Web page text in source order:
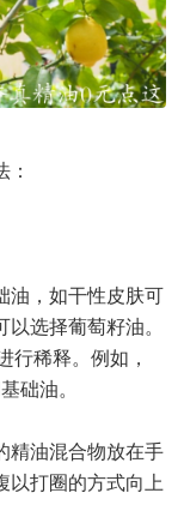
油，如干性皮肤可
选择葡萄籽油。
行稀释。例如，
础油。
精油混合物放在手
以打圈的方式向上